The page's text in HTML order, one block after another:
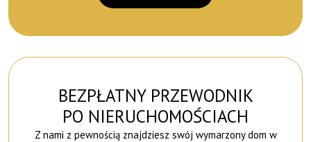
BEZPŁATNY PRZEWODNIK
PO NIERUCHOMOŚCIACH
Z nami z pewnością znajdziesz swój wymarzony dom w